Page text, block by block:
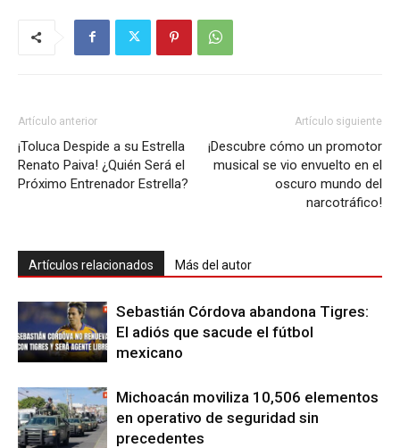
Artículo anterior
¡Toluca Despide a su Estrella
Renato Paiva! ¿Quién Será el
Próximo Entrenador Estrella?
Artículo siguiente
¡Descubre cómo un promotor
musical se vio envuelto en el
oscuro mundo del
narcotráfico!
Artículos relacionados Más del autor
Sebastián Córdova abandona Tigres:
El adiós que sacude el fútbol
mexicano
Michoacán moviliza 10,506 elementos
en operativo de seguridad sin
precedentes